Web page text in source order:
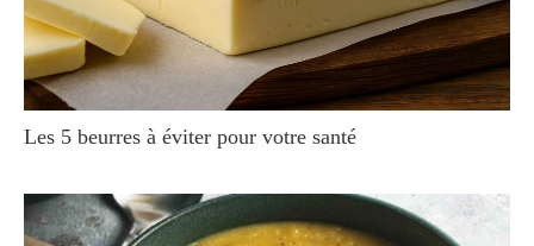
Les 5 beurres à éviter pour votre santé